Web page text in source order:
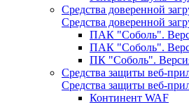
Средства доверенной
Средства доверенной
ПАК "Соболь".
ПАК "Соболь".
ПК "Соболь".
Средства защиты веб-
Средства защиты веб-
Континент WAF